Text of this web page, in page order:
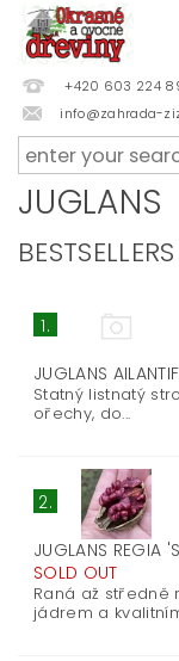
+420 603 224
info@zahrada-
JUGLANS
BESTSELLERS
1.
JUGLANS
Statný listnatý
ořechy, do...
2.
JUGLANS REGIA
SOLD OUT
Raná až středně
jádrem a